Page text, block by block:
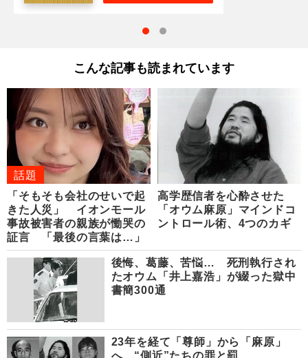
こんな記事も読まれています
話題
「そもそも会社のせいで起
きた人災」 イオンモール
事故被害者の親族が慟哭の
証言 「最後の言葉は…」
高学歴信者を心酔させた
「オウム麻原」マインドコ
ントロール術、4つのカギ
後悔、葛藤、苦悩… 死刑執行され
たオウム「井上嘉浩」が綴った獄中
書簡300通
23年を経て「尊師」から「麻原」